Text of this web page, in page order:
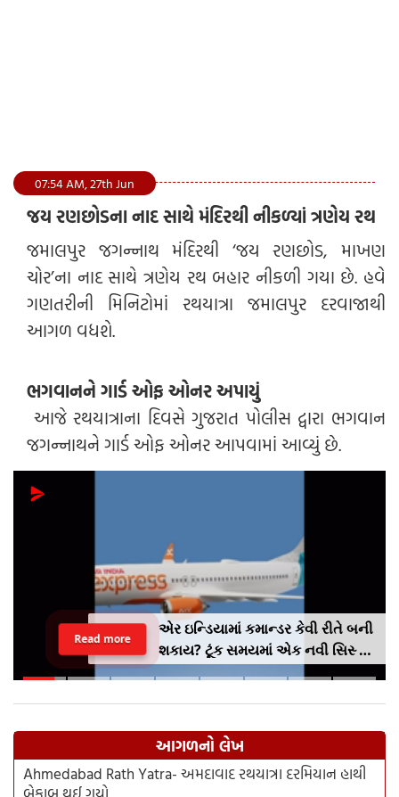
07:54 AM, 27th Jun
જય રણછોડના નાદ સાથે મંદિરથી નીકળ્યાં ત્રણેય રથ
જમાલપુર જગન્નાથ મંદિરથી ‘જય રણછોડ, માખણ
ચોર’ના નાદ સાથે ત્રણેય રથ બહાર નીકળી ગયા છે. હવે
ગણતરીની મિનિટોમાં રથયાત્રા જમાલપુર દરવાજાથી
આગળ વધશે.
ભગવાનને ગાર્ડ ઓફ ઓનર અપાયું
આજે રથયાત્રાના દિવસે ગુજરાત પોલીસ દ્વારા ભગવાન
જગન્નાથને ગાર્ડ ઓફ ઓનર આપવામાં આવ્યું છે.
UPI ચુકવણી પર કોઈ ચાર્જ વસૂલવામાં
આવશે નહીં; સરકારે વપરાશકર્તાઓ
અને વેપારીઓ માટે નવી માર્ગદર્શિકા
Read more
આગળનો લેખ
Ahmedabad Rath Yatra- અમદાવાદ રથયાત્રા દરમિયાન હાથી